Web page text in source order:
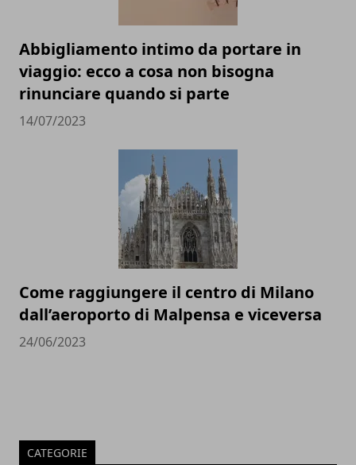
Abbigliamento intimo da portare in
viaggio: ecco a cosa non bisogna
rinunciare quando si parte
14/07/2023
Come raggiungere il centro di Milano
dall’aeroporto di Malpensa e viceversa
24/06/2023
CATEGORIE